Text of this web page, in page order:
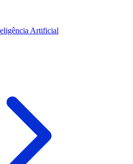
Artificial